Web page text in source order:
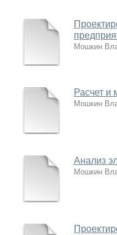
Мошкин
Расчет и
Мошкин
Анализ
Мошкин